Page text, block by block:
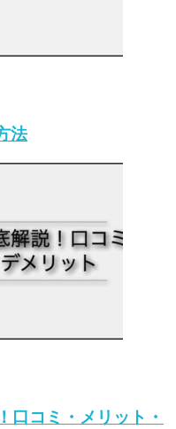
法
口コミ・メリット・